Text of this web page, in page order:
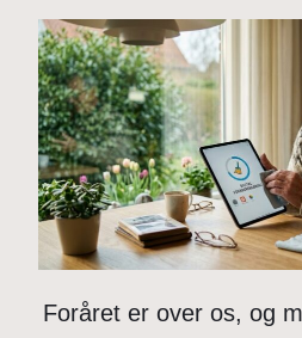
Foråret er over os, og